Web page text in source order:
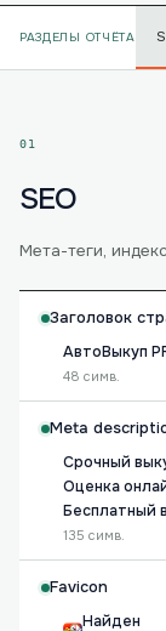
РАЗДЕЛЫ ОТЧЁТА
01
SEO
Мета-теги,
Заголовок
АвтоВыкуп
48 симв.
Meta
Срочный
Оценка
Бесплатный
135 симв.
Favicon
Найден